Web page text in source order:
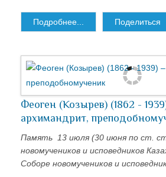
Подробнее... Поделиться
Феоген (Козырев) (1862 -
архимандрит,
Память 13 июля (30 июня по ст.
новомучеников и исповедников
Соборе новомучеников и